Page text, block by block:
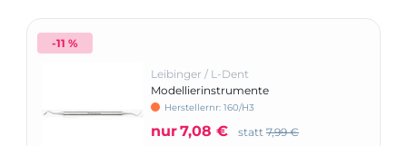
-11 %
Leibinger / L-Dent
Modellierinstrumente
Herstellernr: 160/H3
nur7,08 € statt 7,99 €